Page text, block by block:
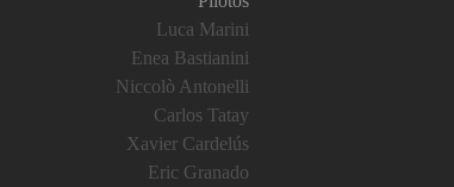
Luca Marini
Enea Bastianini
Niccolò Antonelli
Carlos Tatay
Xavier Cardelús
Eric Granado